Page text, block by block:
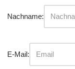
Nachname:
E-Mail: